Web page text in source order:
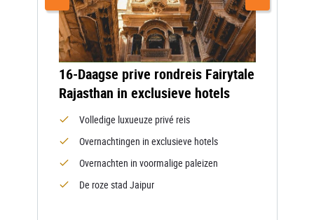
16-Daagse prive rondreis Fairytale
Rajasthan in exclusieve hotels
Volledige luxueuze privé reis
Overnachtingen in exclusieve hotels
Overnachten in voormalige paleizen
De roze stad Jaipur